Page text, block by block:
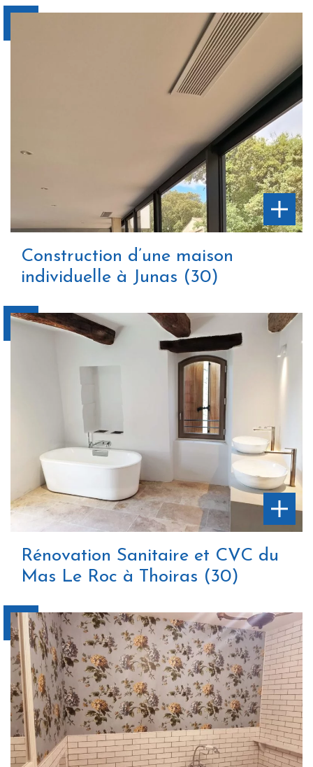
Construction d’une maison
individuelle à Junas (30)
Rénovation Sanitaire et CVC du
Mas Le Roc à Thoiras (30)